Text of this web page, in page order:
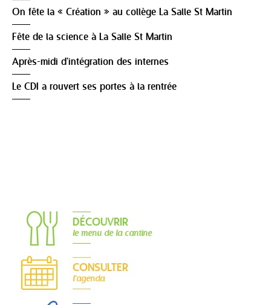
On fête la « Création » au collège La Salle St Martin
Fête de la science à La Salle St Martin
Après-midi d'intégration des internes
Le CDI a rouvert ses portes à la rentrée
DÉCOUVRIR
le menu de la cantine
CONSULTER
l'agenda